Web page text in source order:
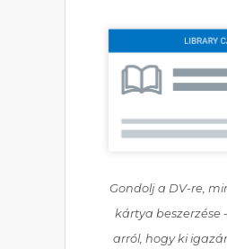
Gondolj a DV-re,
kártya beszerzése
arról, hogy ki